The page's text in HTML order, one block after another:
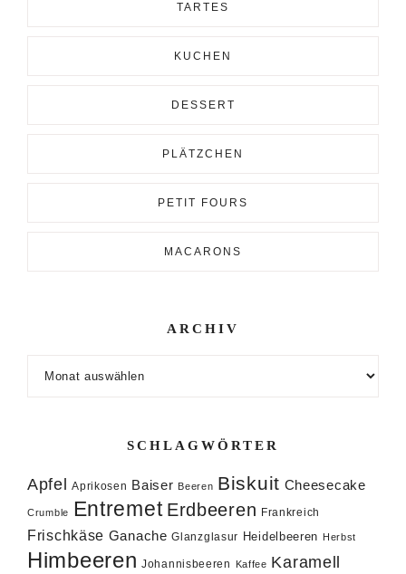
TARTES
KUCHEN
DESSERT
PLÄTZCHEN
PETIT FOURS
MACARONS
ARCHIV
SCHLAGWÖRTER
Apfel Aprikosen Baiser Beeren Biskuit Cheesecake
Crumble Entremet Erdbeeren Frankreich
Frischkäse Ganache Glanzglasur Heidelbeeren Herbst
Himbeeren Johannisbeeren Kaffee Karamell